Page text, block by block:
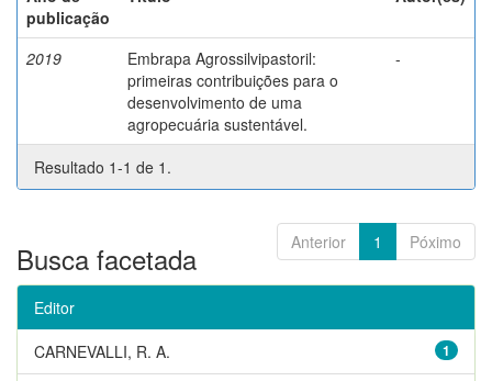
publicação
2019
Embrapa Agrossilvipastoril:
primeiras contribuições para o
desenvolvimento de uma
agropecuária sustentável.
-
Resultado 1-1 de 1.
Anterior 1 Póximo
Busca facetada
Editor
1
CARNEVALLI, R. A.